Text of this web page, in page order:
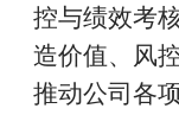
控与绩效考
造价值、风
推动公司各